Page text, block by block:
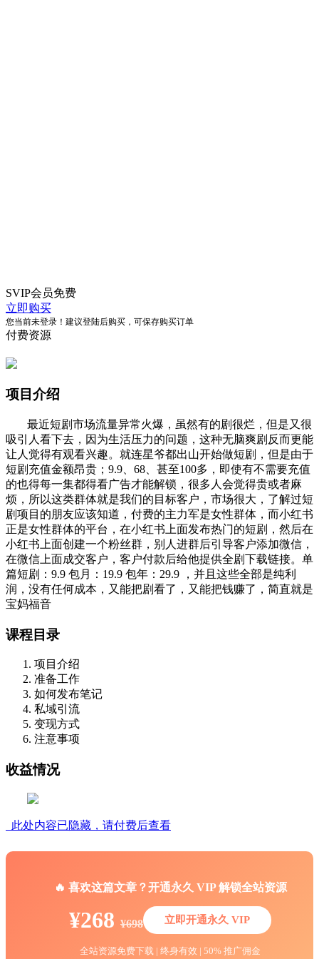
SVIP会员免费
立即购买
您当前未登录！建议登陆后购买，可保存购买订单
付费资源
项目介绍
最近短剧市场流量异常火爆，虽然有的剧很烂，但是又很
吸引人看下去，因为生活压力的问题，这种无脑爽剧反而更能
让人觉得有观看兴趣。就连星爷都出山开始做短剧，但是由于
短剧充值金额昂贵；9.9、68、甚至100多，即使有不需要充值
的也得每一集都得看广告才能解锁，很多人会觉得贵或者麻
烦，所以这类群体就是我们的目标客户，市场很大，了解过短
剧项目的朋友应该知道，付费的主力军是女性群体，而小红书
正是女性群体的平台，在小红书上面发布热门的短剧，然后在
小红书上面创建一个粉丝群，别人进群后引导客户添加微信，
在微信上面成交客户，客户付款后给他提供全剧下载链接。单
篇短剧：9.9 包月：19.9 包年：29.9 ，并且这些全部是纯利
润，没有任何成本，又能把剧看了，又能把钱赚了，简直就是
宝妈福音
课程目录
项目介绍
准备工作
如何发布笔记
私域引流
变现方式
注意事项
收益情况
此处内容已隐藏，请付费后查看
🔥 喜欢这篇文章？开通永久 VIP 解锁全站资源
¥268 ¥698 立即开通永久 VIP
全站资源免费下载 | 终身有效 | 50% 推广佣金